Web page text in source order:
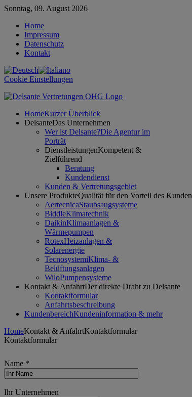
Sonntag, 09. August 2026
Home
Impressum
Datenschutz
Kontakt
Cookie Einstellungen
HomeKurzer Überblick
DelsanteDas Unternehmen
Wer ist Delsante?Die Agentur im
Porträt
DienstleistungenKompetent &
Zielführend
Beratung
Kundendienst
Kunden & Vertretungsgebiet
Unsere ProdukteQualität für den Vorteil des Kunden
AertecnicaStaubsaugsysteme
BiddleKlimatechnik
DaikinKlimaanlagen &
Wärmepumpen
RotexHeizanlagen &
Solarenergie
TecnosystemiKlima- &
Belüftungsanlagen
WiloPumpensysteme
Kontakt & AnfahrtDer direkte Draht zu Delsante
Kontaktformular
Anfahrtsbeschreibung
KundenbereichKundeninformation & mehr
HomeKontakt & AnfahrtKontaktformular
Kontaktformular
Name *
Ihr Unternehmen